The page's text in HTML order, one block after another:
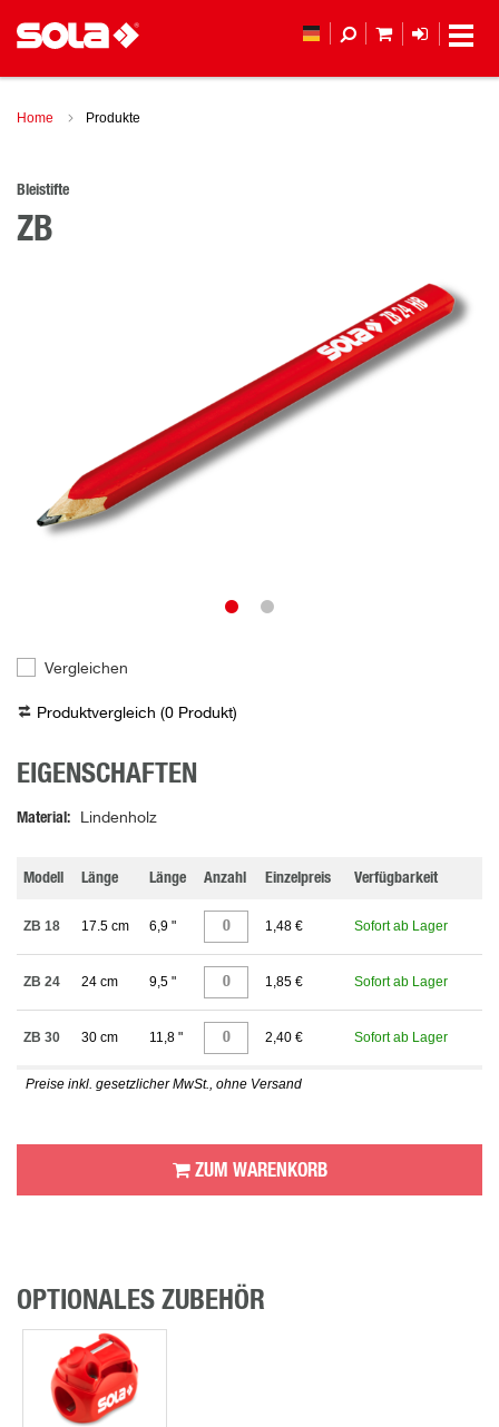
Home Produkte
Bleistifte
ZB
Vergleichen
Produktvergleich (0 Produkt)
EIGENSCHAFTEN
Material Lindenholz
Modell Länge Länge Anzahl Einzelpreis Verfügbarkeit
ZB 18 17.5 cm 6,9 " 1,48 € Sofort ab Lager
ZB 24 24 cm 9,5 " 1,85 € Sofort ab Lager
ZB 30 30 cm 11,8 " 2,40 € Sofort ab Lager
Preise inkl. gesetzlicher MwSt., ohne Versand
ZUM WARENKORB
OPTIONALES ZUBEHÖR
MEIN